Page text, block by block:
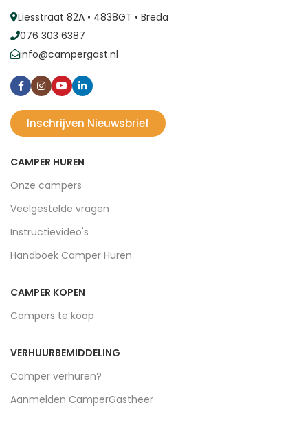
Liesstraat 82A • 4838GT • Breda
076 303 6387
info@campergast.nl
Inschrijven Nieuwsbrief
CAMPER HUREN
Onze campers
Veelgestelde vragen
Instructievideo's
Handboek Camper Huren
CAMPER KOPEN
Campers te koop
VERHUURBEMIDDELING
Camper verhuren?
Aanmelden CamperGastheer